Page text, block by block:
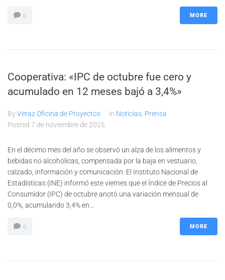
0 MORE
Cooperativa: «IPC de octubre fue cero y
acumulado en 12 meses bajó a 3,4%»
ByVeraz Oficina de Proyectos In Noticias, Prensa
Posted 7 de noviembre de 2025
En el décimo mes del año se observó un alza de los alimentos y
bebidas no alcohólicas, compensada por la baja en vestuario,
calzado, información y comunicación. El Instituto Nacional de
Estadísticas (INE) informó este viernes que el Índice de Precios al
Consumidor (IPC) de octubre anotó una variación mensual de
0,0%, acumulando 3,4% en...
0 MORE